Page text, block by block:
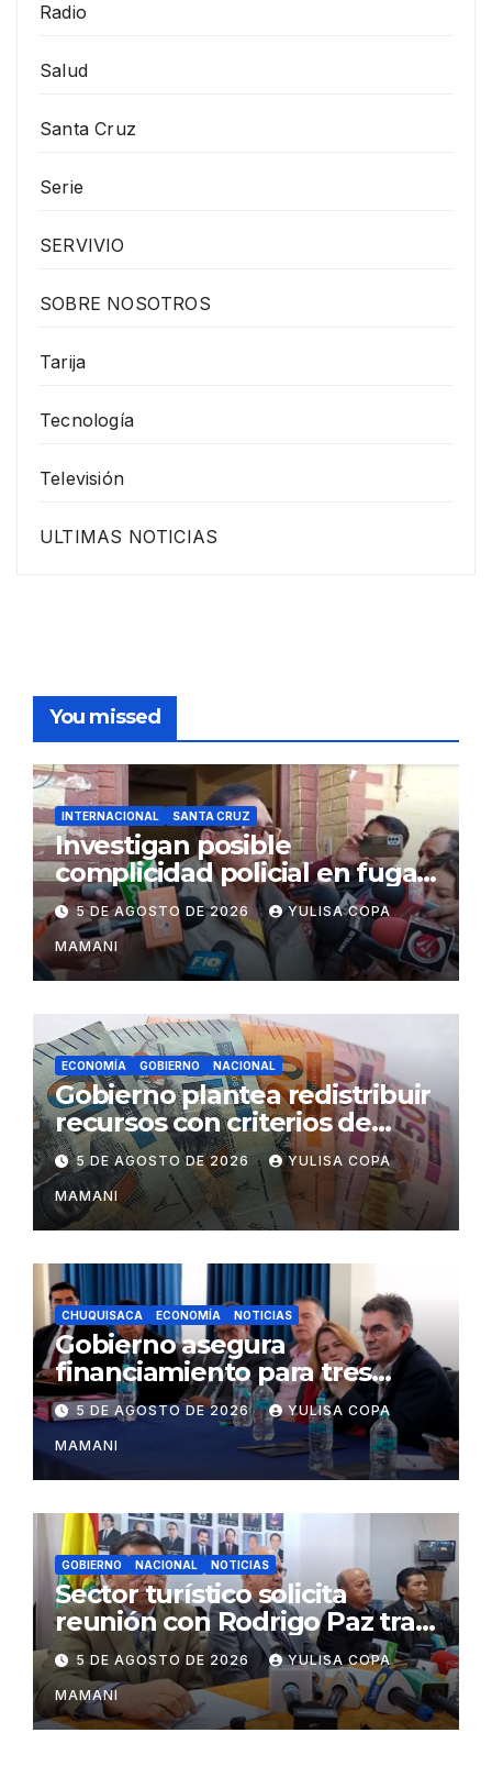
Radio
Salud
Santa Cruz
Serie
SERVIVIO
SOBRE NOSOTROS
Tarija
Tecnología
Televisión
ULTIMAS NOTICIAS
You missed
INTERNACIONAL SANTA CRUZ
Investigan posible
complicidad policial en fuga
de dos reos brasileños de
Palmasola
5 DE AGOSTO DE 2026 YULISA COPA
MAMANI
ECONOMÍA GOBIERNO NACIONAL
Gobierno plantea redistribuir
recursos con criterios de
eficiencia y esfuerzo fiscal
5 DE AGOSTO DE 2026 YULISA COPA
MAMANI
CHUQUISACA ECONOMÍA NOTICIAS
Gobierno asegura
financiamiento para tres
proyectos estratégicos de
Chuquisaca
5 DE AGOSTO DE 2026 YULISA COPA
MAMANI
GOBIERNO NACIONAL NOTICIAS
Sector turístico solicita
reunión con Rodrigo Paz tras
cambios en la administración
del turismo
5 DE AGOSTO DE 2026 YULISA COPA
MAMANI